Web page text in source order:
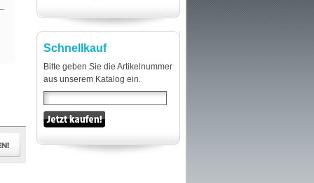
Schnellkauf
Bitte geben Sie die Artikelnummer
aus unserem Katalog ein.